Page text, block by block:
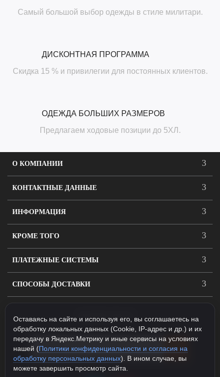
Самый большой выбор одежды в стиле милитари.
ДИСКОНТНАЯ ПРОГРАММА
Скидка 15 % и привилегии для постоянных клиентов.
ОДЕЖДА БОЛЬШИХ РАЗМЕРОВ
Предлагаем ходовые позиции до 5ХЛ.
О КОМПАНИИ
КОНТАКТНЫЕ ДАННЫЕ
ИНФОРМАЦИЯ
КРОМЕ ТОГО
ПЛАТЕЖНЫЕ СИСТЕМЫ
СПОСОБЫ ДОСТАВКИ
Оставаясь на сайте и используя его, вы соглашаетесь на
обработку локальных данных (Cookie, IP-адрес и др.) и их
передачу в Яндекс.Метрику и иные сервисы на условиях
нашей (Политики конфиденциальности и согласия на
обработку персональных данных). В ином случае, вы
можете завершить просмотр сайта.